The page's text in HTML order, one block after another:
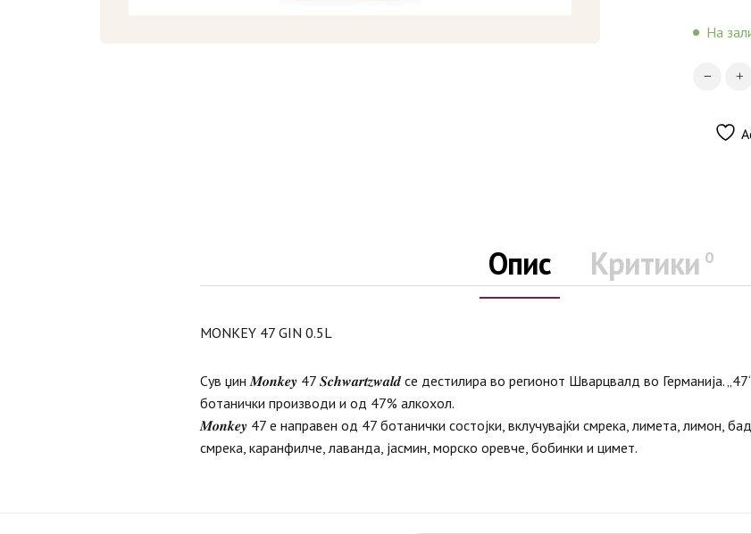
На
Опис Критики 0
MONKEY 47 GIN 0.5L
Сув џин 𝑴𝒐𝒏𝒌𝒆𝒚 47 𝑺𝒄𝒉𝒘𝒂𝒓𝒕𝒛𝒘𝒂𝒍𝒅 се дестилира во регионот Шварцвалд во Германија.
ботанички производи и од 47% алкохол.
𝑴𝒐𝒏𝒌𝒆𝒚 47 е направен од 47 ботанички состојки, вклучувајќи смрека, лимета, лимон,
смрека, каранфилче, лаванда, јасмин, морско оревче, бобинки и цимет.